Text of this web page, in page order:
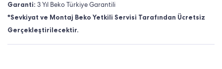
Garanti: 3 Yıl Beko Türkiye Garantili
*Sevkiyat ve Montaj Beko Yetkili Servisi Tarafından Ücretsiz
Gerçekleştirilecektir.